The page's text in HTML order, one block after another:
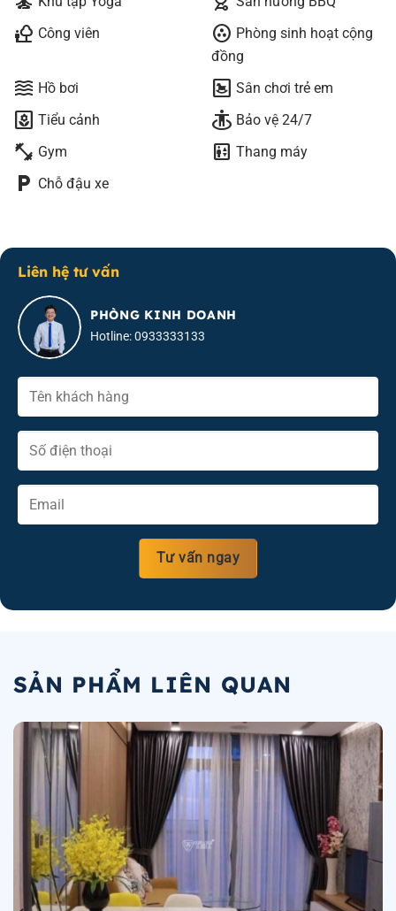
nature_people Công viên communities Phòng sinh hoạt cộng
đồng
waves Hồ bơi bedroom_baby Sân chơi trẻ em
yard Tiểu cảnh guardian Bảo vệ 24/7
fitness_center Gym elevator Thang máy
local_parking Chỗ đậu xe
Liên hệ tư vấn
PHÒNG KINH DOANH
Hotline: 0933333133
SẢN PHẨM LIÊN QUAN